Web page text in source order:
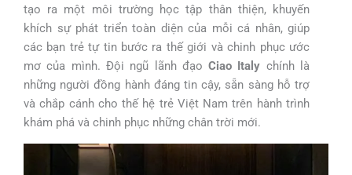
tạo ra một môi trường học tập thân thiện, khuyến
khích sự phát triển toàn diện của mỗi cá nhân, giúp
các bạn trẻ tự tin bước ra thế giới và chinh phục ước
mơ của mình. Đội ngũ lãnh đạoCiao Italy chính là
những người đồng hành đáng tin cậy, sẵn sàng hỗ trợ
và chắp cánh cho thế hệ trẻ Việt Nam trên hành trình
khám phá và chinh phục những chân trời mới.